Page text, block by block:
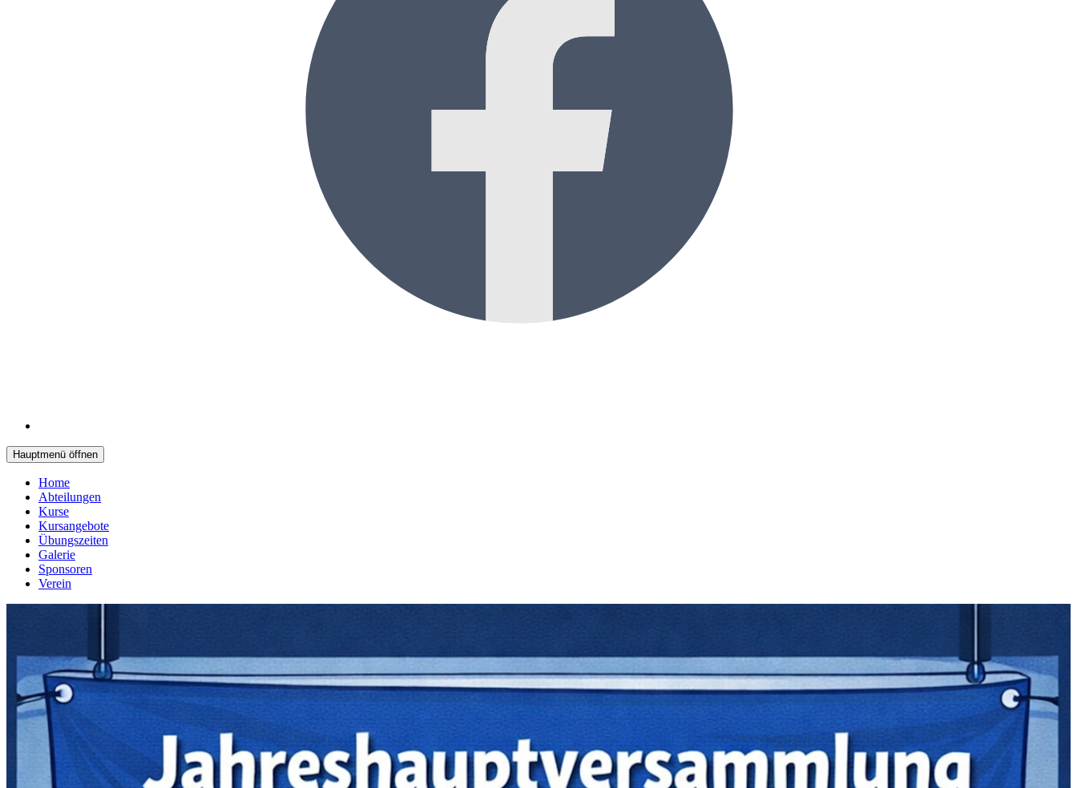
Hauptmenü öffnen
Home
Abteilungen
Kurse
Kursangebote
Übungszeiten
Galerie
Sponsoren
Verein